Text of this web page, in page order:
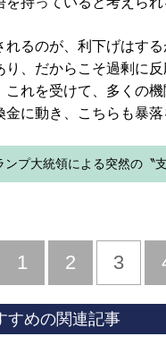
るのが、利下げはする
り、だからこそ過剰に
これを受けて、多くの
に動き、こちらも暴落
プ大統領による突然の〝支
前
1 2 3
すめの関連記事